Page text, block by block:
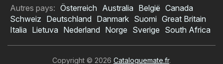
Autres pays: Österreich Australia België Canada
Schweiz Deutschland Danmark Suomi Great Britain
Italia Lietuva Nederland Norge Sverige South Africa
Copyright © 2026 Cataloguemate.fr.